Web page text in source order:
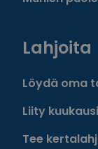
Lahjoita
Löydä oma
Liity
Tee